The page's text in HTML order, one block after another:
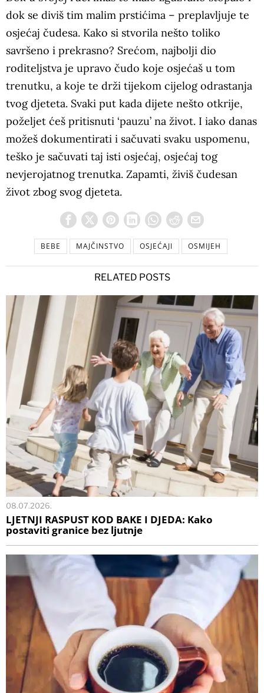
dok se diviš tim malim prstićima – preplavljuje te
osjećaj čudesa. Kako si stvorila nešto toliko
savršeno i prekrasno? Srećom, najbolji dio
roditeljstva je upravo čudo koje osjećaš u tom
trenutku, a koje te drži tijekom cijelog odrastanja
tvog djeteta. Svaki put kada dijete nešto otkrije,
poželjet ćeš pritisnuti ‘pauzu’ na život. I iako danas
možeš dokumentirati i sačuvati svaku uspomenu,
teško je sačuvati taj isti osjećaj, osjećaj tog
nevjerojatnog trenutka. Zapamti, živiš čudesan
život zbog svog djeteta.
BEBE MAJČINSTVO OSJEĆAJI OSMIJEH
RELATED POSTS
08.07.2026.
LJETNJI RASPUST KOD BAKE I DJEDA: Kako
postaviti granice bez ljutnje